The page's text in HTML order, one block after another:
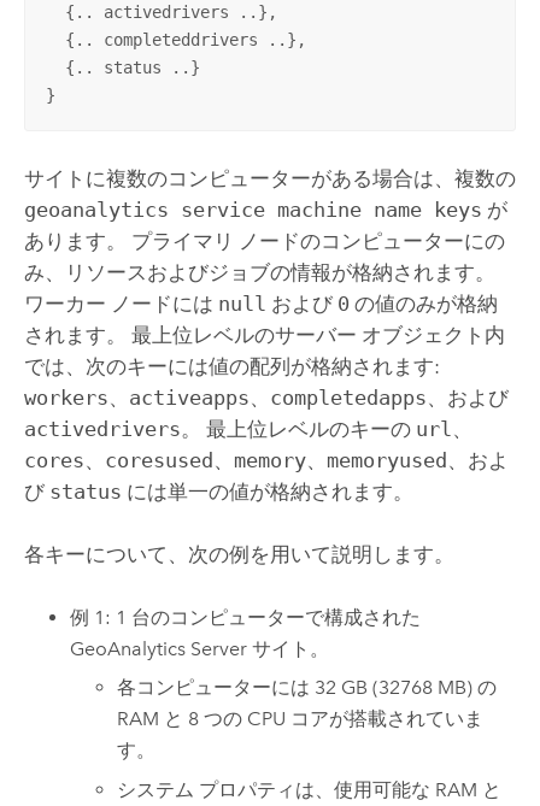
  {.. activedrivers ..},
  {.. completeddrivers ..},
  {.. status ..}
}
サイトに複数のコンピューターがある場合は、複数の
geoanalytics service machine name keys が
あります。 プライマリ ノードのコンピューターにの
み、リソースおよびジョブの情報が格納されます。
ワーカー ノードには null および 0 の値のみが格納
されます。 最上位レベルのサーバー オブジェクト内
では、次のキーには値の配列が格納されます:
workers、 activeapps、 completedapps、および
activedrivers。 最上位レベルのキーの url、
cores、 coresused 、 memory、 memoryused 、およ
び status には単一の値が格納されます。
各キーについて、次の例を用いて説明します。
例 1: 1 台のコンピューターで構成された
GeoAnalytics Server サイト。
各コンピューターには 32 GB (32768 MB) の
RAM と 8 つの CPU コアが搭載されていま
す。
システム プロパティは、使用可能な RAM と